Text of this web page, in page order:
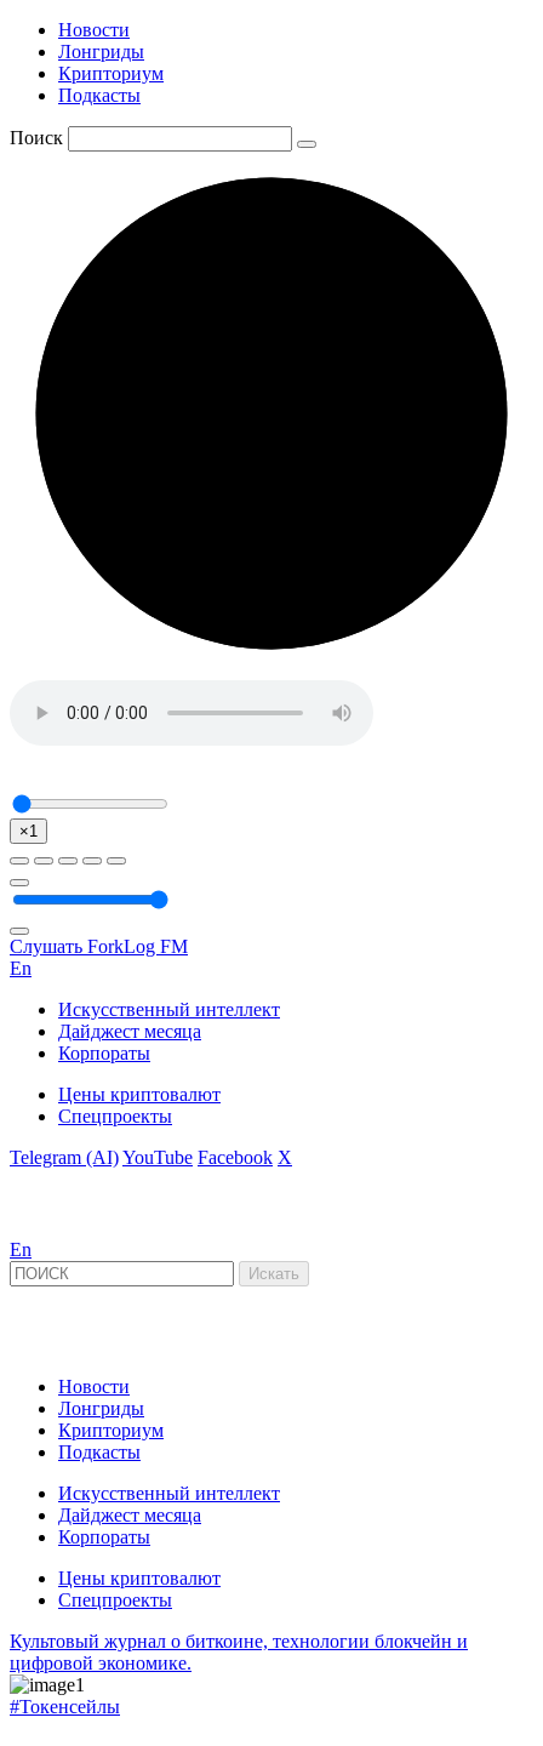
Новости
Лонгриды
Крипториум
Подкасты
Поиск
×1
Слушать ForkLog FM
En
Искусственный интеллект
Дайджест месяца
Корпораты
Цены криптовалют
Спецпроекты
Telegram (AI)YouTube Facebook X
En
Новости
Лонгриды
Крипториум
Подкасты
Искусственный интеллект
Дайджест месяца
Корпораты
Цены криптовалют
Спецпроекты
Культовый журнал о биткоине, технологии блокчейн и
цифровой экономике.
#Токенсейлы